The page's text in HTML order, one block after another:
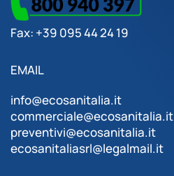
Fax: +39 095 44 24 19
EMAIL
info@ecosanitalia.it
commerciale@ecosanitalia.it
preventivi@ecosanitalia.it
ecosanitaliasrl@legalmail.it